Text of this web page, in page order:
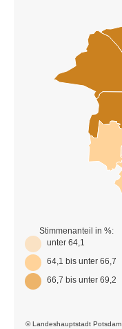
© Landeshauptstadt Potsdam
Stimmenanteil in %:
unter 64,1
64,1 bis unter 66,7
66,7 bis unter 69,2